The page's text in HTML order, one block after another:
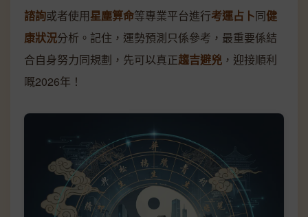
諮詢或者使用星塵算命等專業平台進行考運占卜同健
康狀況分析。記住，運勢預測只係參考，最重要係結
合自身努力同規劃，先可以真正趨吉避兇 ，迎接順利
嘅2026年！